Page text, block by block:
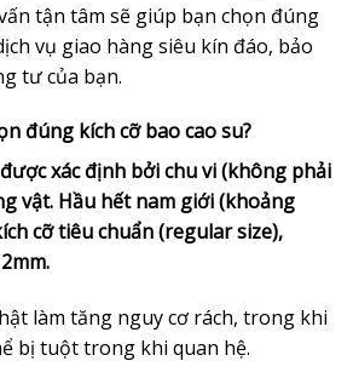
tận tâm sẽ giúp bạn chọn đúng
vụ giao hàng siêu kín đáo, bảo
tư của bạn.
đúng kích cỡ bao cao su?
xác định bởi chu vi (không phải
vật. Hầu hết nam giới (khoảng
cỡ tiêu chuẩn (regular size),
làm tăng nguy cơ rách, trong khi
bị tuột trong khi quan hệ.